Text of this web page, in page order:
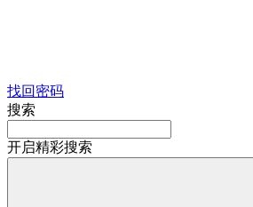
找回密码
搜索
开启精彩搜索